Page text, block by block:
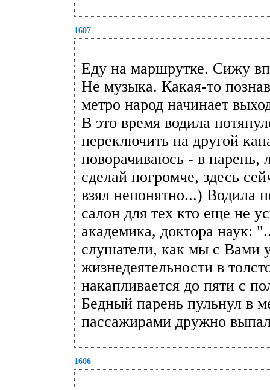
1607
Еду на маршрутке. Сижу
Не музыка. Какая-то
метро народ начинает
В это время водила
переключить на другой
поворачиваюсь - в
сделай погромче, здесь
взял непонятно...) Водила
салон для тех кто еще не
академика, доктора наук:
слушатели, как мы с Вами
жизнедеятельности в
накапливается до пяти с
Бедный парень пульнул в
пассажирами дружно
1606